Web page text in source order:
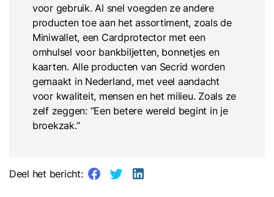
voor gebruik. Al snel voegden ze andere
producten toe aan het assortiment, zoals de
Miniwallet, een Cardprotector met een
omhulsel voor bankbiljetten, bonnetjes en
kaarten. Alle producten van Secrid worden
gemaakt in Nederland, met veel aandacht
voor kwaliteit, mensen en het milieu. Zoals ze
zelf zeggen: “Een betere wereld begint in je
broekzak.”
Deel het bericht: